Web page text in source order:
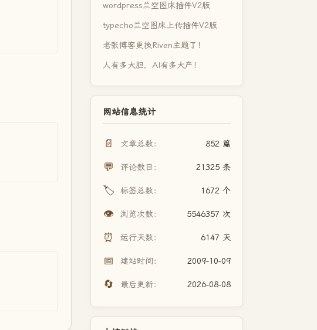
wordpress兰空图床插件V2版
typecho兰空图床上传插件V2版
老张博客更换Riven主题了！
人有多大胆，AI有多大产！
网站信息统计
📄 文章总数： 852 篇
💬 评论数目： 21325 条
🏷️ 标签总数： 1672 个
👁️ 浏览次数： 5546357 次
⏰ 运行天数： 6147 天
📅 建站时间： 2009-10-09
🔄 最后更新： 2026-08-08